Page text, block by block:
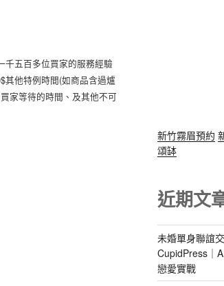
千五百多位買家的服務經驗
其他特例時間(­如­商品含過爐
家等待的時­間、­及其他不可
新竹霧眉預約
頌缽
近期文
未婚單身聯誼
CupidPress｜
戀愛實戰